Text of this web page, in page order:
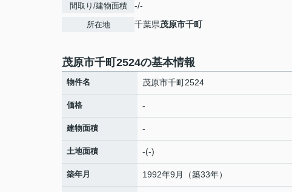
間取り/建物面積 -/-
所在地 千葉県茂原市千町
茂原市千町2524の基本情報
物件名 茂原市千町2524
価格 -
建物面積 -
土地面積 -(-)
築年月 1992年9月（築33年）